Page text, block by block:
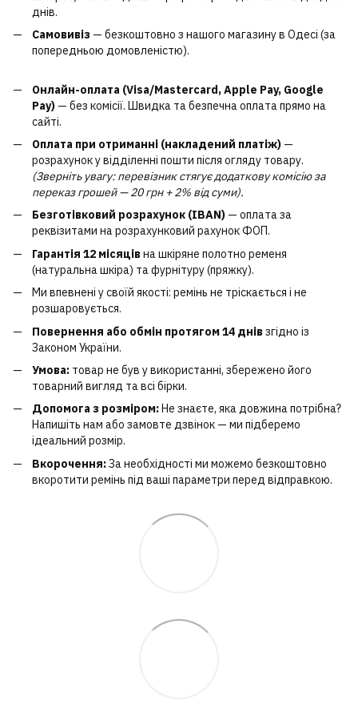
днів.
Самовивіз — безкоштовно з нашого магазину в Одесі (за
попередньою домовленістю).
Онлайн-оплата (Visa/Mastercard, Apple Pay, Google
Pay) — без комісії. Швидка та безпечна оплата прямо на
сайті.
Оплата при отриманні (накладений платіж) —
розрахунок у відділенні пошти після огляду товару.
(Зверніть увагу: перевізник стягує додаткову комісію за
переказ грошей — 20 грн + 2% від суми).
Безготівковий розрахунок (IBAN) — оплата за
реквізитами на розрахунковий рахунок ФОП.
Гарантія 12 місяцівна шкіряне полотно ременя
(натуральна шкіра) та фурнітуру (пряжку).
Ми впевнені у своїй якості: ремінь не тріскається і не
розшаровується.
Повернення або обмін протягом 14 днівзгідно із
Законом України.
Умова: товар не був у використанні, збережено його
товарний вигляд та всі бірки.
Допомога з розміром: Не знаєте, яка довжина потрібна?
Напишіть нам або замовте дзвінок — ми підберемо
ідеальний розмір.
Вкорочення:За необхідності ми можемо безкоштовно
вкоротити ремінь під ваші параметри перед відправкою.